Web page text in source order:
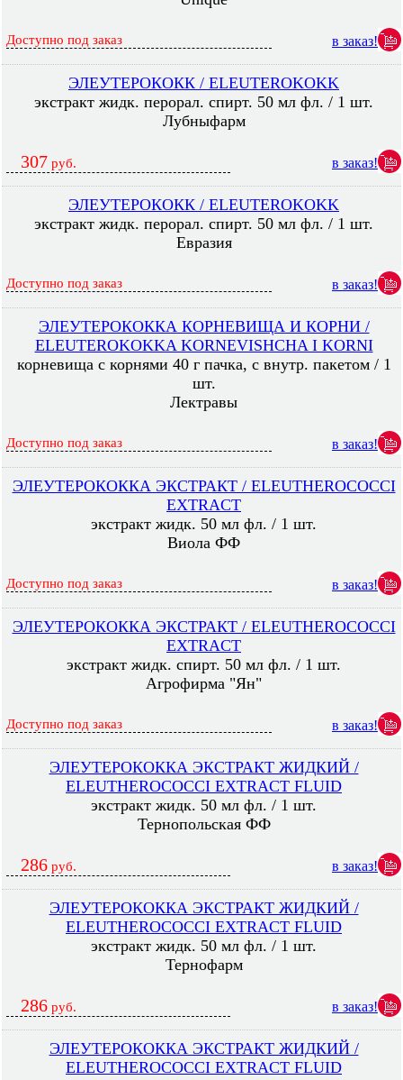
Доступно под заказ в заказ!
ЭЛЕУТЕРОКОКК / ELEUTEROKOKK
экстракт жидк. перорал. спирт. 50 мл фл. / 1 шт.
Лубныфарм
307 руб. в заказ!
ЭЛЕУТЕРОКОКК / ELEUTEROKOKK
экстракт жидк. перорал. спирт. 50 мл фл. / 1 шт.
Евразия
Доступно под заказ в заказ!
ЭЛЕУТЕРОКОККА КОРНЕВИЩА И КОРНИ /
ELEUTEROKOKKA KORNEVISHCHA I KORNI
корневища с корнями 40 г пачка, с внутр. пакетом / 1
шт.
Лектравы
Доступно под заказ в заказ!
ЭЛЕУТЕРОКОККА ЭКСТРАКТ / ELEUTHEROCOCCI
EXTRACT
экстракт жидк. 50 мл фл. / 1 шт.
Виола ФФ
Доступно под заказ в заказ!
ЭЛЕУТЕРОКОККА ЭКСТРАКТ / ELEUTHEROCOCCI
EXTRACT
экстракт жидк. спирт. 50 мл фл. / 1 шт.
Агрофирма "Ян"
Доступно под заказ в заказ!
ЭЛЕУТЕРОКОККА ЭКСТРАКТ ЖИДКИЙ /
ELEUTHEROCOCCI EXTRACT FLUID
экстракт жидк. 50 мл фл. / 1 шт.
Тернопольская ФФ
286 руб. в заказ!
ЭЛЕУТЕРОКОККА ЭКСТРАКТ ЖИДКИЙ /
ELEUTHEROCOCCI EXTRACT FLUID
экстракт жидк. 50 мл фл. / 1 шт.
Тернофарм
286 руб. в заказ!
ЭЛЕУТЕРОКОККА ЭКСТРАКТ ЖИДКИЙ /
ELEUTHEROCOCCI EXTRACT FLUID